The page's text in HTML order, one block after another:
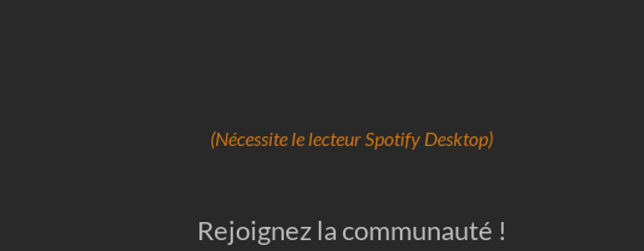
(Nécessite le lecteur Spotify Desktop)
Rejoignez la communauté !